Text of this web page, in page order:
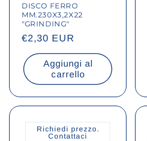
DISCO FERRO
MM.230X3,2X22
"GRINDING"
Prezzo
listino
€2,30 EUR
Aggiungi al
carrello
Richiedi prezzo.
Contattaci